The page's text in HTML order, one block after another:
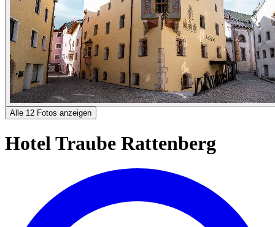
Alle 12 Fotos anzeigen
Hotel Traube Rattenberg